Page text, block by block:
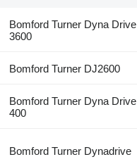
Bomford Turner Dyna Drive
3600
Bomford Turner DJ2600
Bomford Turner Dyna Drive
400
Bomford Turner Dynadrive